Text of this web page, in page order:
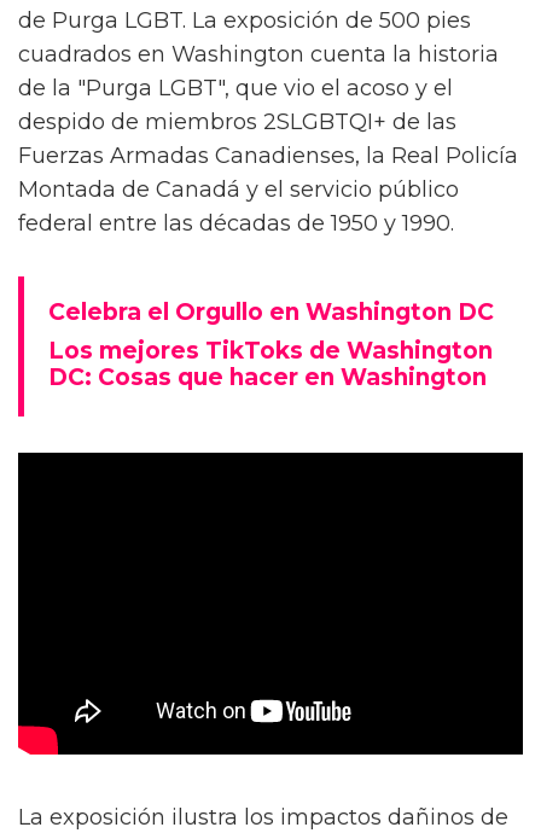
de Purga LGBT. La exposición de 500 pies
cuadrados en Washington cuenta la historia
de la "Purga LGBT", que vio el acoso y el
despido de miembros 2SLGBTQI+ de las
Fuerzas Armadas Canadienses, la Real Policía
Montada de Canadá y el servicio público
federal entre las décadas de 1950 y 1990.
Celebra el Orgullo en Washington DC
Los mejores TikToks de Washington
DC: Cosas que hacer en Washington
La exposición ilustra los impactos dañinos de